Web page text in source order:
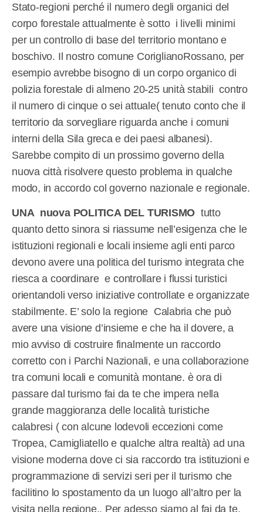
Stato-regioni perché il numero degli organici del
corpo forestale attualmente è sotto i livelli minimi
per un controllo di base del territorio montano e
boschivo. Il nostro comune CoriglianoRossano, per
esempio avrebbe bisogno di un corpo organico di
polizia forestale di almeno 20-25 unità stabili contro
il numero di cinque o sei attuale( tenuto conto che il
territorio da sorvegliare riguarda anche i comuni
interni della Sila greca e dei paesi albanesi).
Sarebbe compito di un prossimo governo della
nuova città risolvere questo problema in qualche
modo, in accordo col governo nazionale e regionale.
UNA nuova POLITICA DEL TURISMO tutto
quanto detto sinora si riassume nell’esigenza che le
istituzioni regionali e locali insieme agli enti parco
devono avere una politica del turismo integrata che
riesca a coordinare e controllare i flussi turistici
orientandoli verso iniziative controllate e organizzate
stabilmente. E’ solo la regione Calabria che può
avere una visione d’insieme e che ha il dovere, a
mio avviso di costruire finalmente un raccordo
corretto con i Parchi Nazionali, e una collaborazione
tra comuni locali e comunità montane. è ora di
passare dal turismo fai da te che impera nella
grande maggioranza delle località turistiche
calabresi ( con alcune lodevoli eccezioni come
Tropea, Camigliatello e qualche altra realtà) ad una
visione moderna dove ci sia raccordo tra istituzioni e
programmazione di servizi seri per il turismo che
facilitino lo spostamento da un luogo all’altro per la
visita nella regione.. Per adesso siamo al fai da te,